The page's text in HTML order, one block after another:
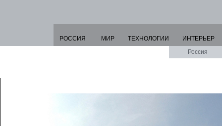
РОССИЯ МИР ТЕХНОЛОГИИ
ИНТЕРЬЕР
Россия